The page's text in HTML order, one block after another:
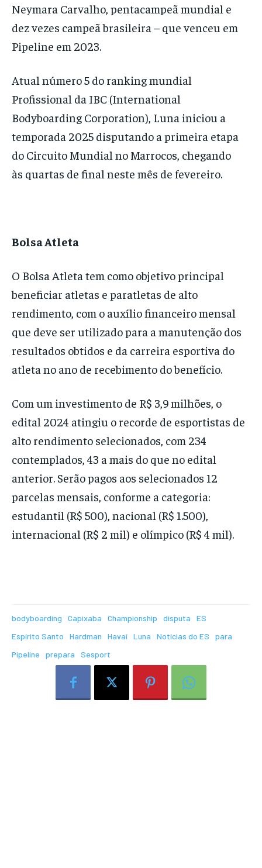
Neymara Carvalho, pentacampeã mundial e
dez vezes campeã brasileira – que venceu em
Pipeline em 2023.
Atual número 5 do ranking mundial
Profissional da IBC (International
Bodyboarding Corporation), Luna iniciou a
temporada 2025 disputando a primeira etapa
do Circuito Mundial no Marrocos, chegando
às quartas de final neste mês de fevereiro.
Bolsa Atleta
O Bolsa Atleta tem como objetivo principal
beneficiar atletas e paratletas de alto
rendimento, com o auxílio financeiro mensal
que deve ser utilizado para a manutenção dos
resultados obtidos e da carreira esportiva do
atleta no ano de recebimento do benefício.
Com um investimento de R$ 3,9 milhões, o
edital 2024 atingiu o recorde de esportistas de
alto rendimento selecionados, com 234
contemplados, 43 a mais do que no edital
anterior. Serão pagos aos selecionados 12
parcelas mensais, conforme a categoria:
estudantil (R$ 500), nacional (R$ 1.500),
internacional (R$ 2 mil) e olímpico (R$ 4 mil).
bodyboarding Capixaba Championship disputa
ES
Espírito Santo
Hardman Havaí Luna Notícias do ES
para
Pipeline
prepara Sesport